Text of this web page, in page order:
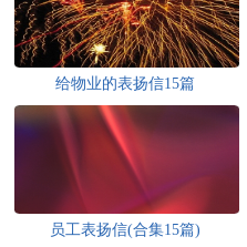
给物业的表扬信15篇
员工表扬信(合集15篇)